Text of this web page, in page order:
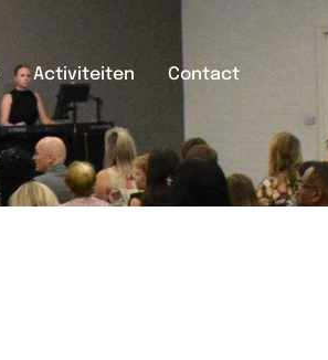
Activiteiten Contact